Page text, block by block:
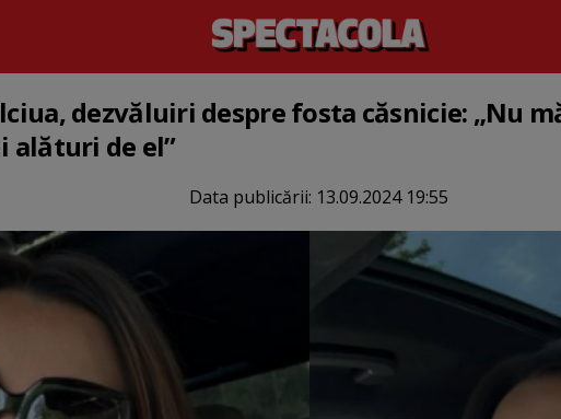
dezvăluiri despre fosta căsnicie: „Nu
de el”
Data publicării: 13.09.2024 19:55